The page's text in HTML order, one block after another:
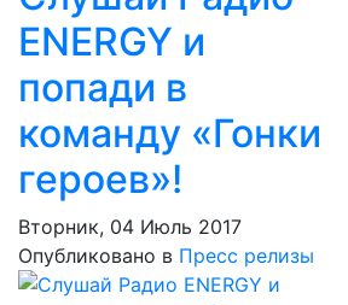
ENERGY и
попади в
команду «Гонки
героев»!
Вторник, 04 Июль 2017
Опубликовано в Пресс релизы